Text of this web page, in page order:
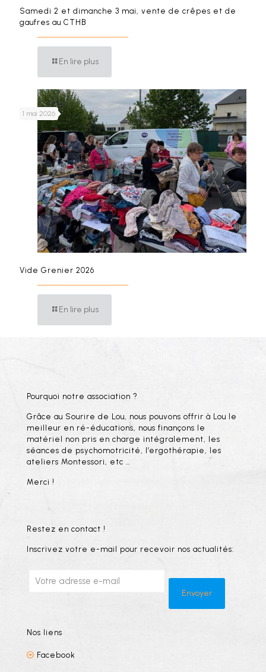
Samedi 2 et dimanche 3 mai, vente de crêpes et de
gaufres au CTHB
En lire plus
1 mai 2026
Vide Grenier 2026
En lire plus
Pourquoi notre association ?
Grâce au Sourire de Lou, nous pouvons offrir à Lou le
meilleur en ré-éducations, nous finançons le
matériel non pris en charge intégralement, les
séances de psychomotricité, l’ergothérapie, les
ateliers Montessori, etc …
Merci !
Restez en contact !
Inscrivez votre e-mail pour recevoir nos actualités:
Nos liens
Facebook